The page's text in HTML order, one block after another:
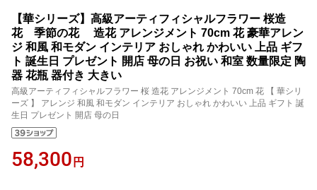
【華シリーズ】高級アーティフィシャルフラワー 桜造
花 季節の花 造花 アレンジメント 70cm 花 豪華アレン
ジ 和風 和モダン インテリア おしゃれ かわいい 上品 ギフ
ト 誕生日 プレゼント 開店 母の日 お祝い 和室 数量限定 陶
器 花瓶 器付き 大きい
高級アーティフィシャルフラワー 桜 造花 アレンジメント 70cm 花 【 華シリ
ーズ 】 アレンジ 和風 和モダン インテリア おしゃれ かわいい 上品 ギフト 誕
生日 プレゼント 開店 母の日
58,300 円